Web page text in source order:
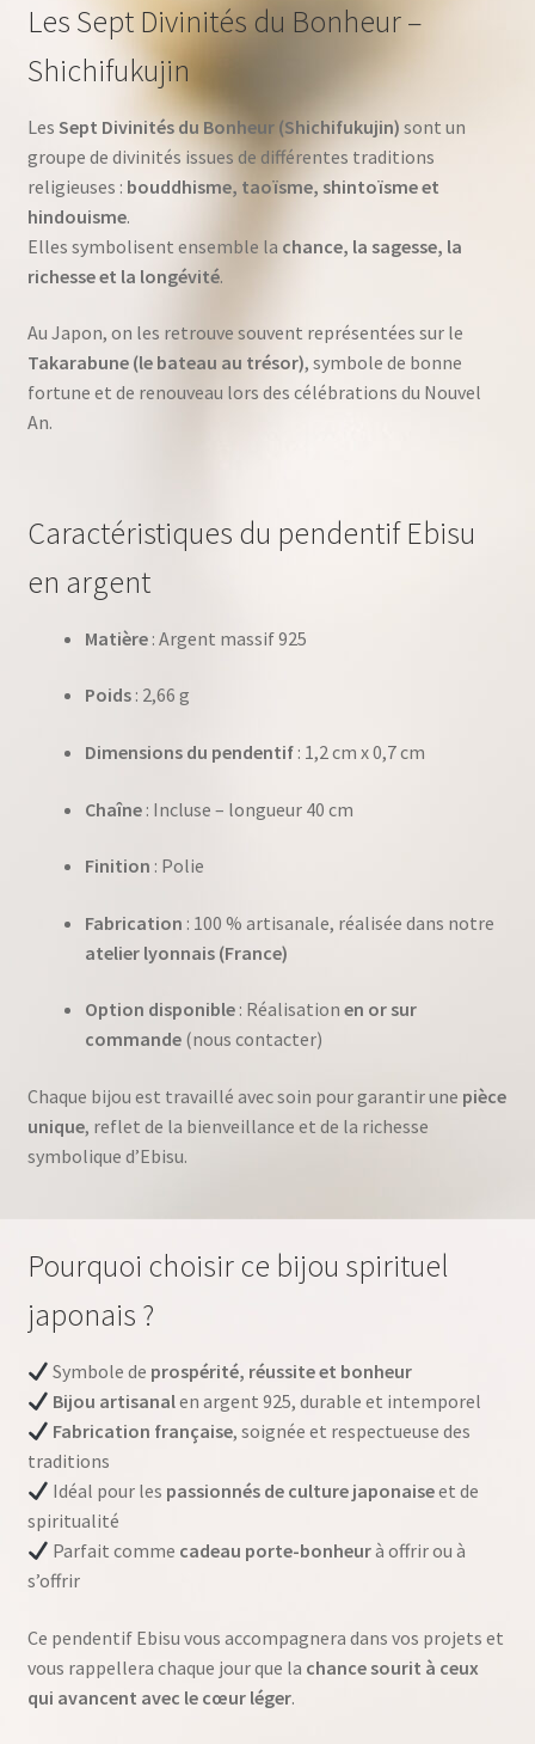
Les Sept Divinités du Bonheur –
Shichifukujin
Les Sept Divinités du Bonheur (Shichifukujin) sont un
groupe de divinités issues de différentes traditions
religieuses : bouddhisme, taoïsme, shintoïsme et
hindouisme.
Elles symbolisent ensemble la chance, la sagesse, la
richesse et la longévité.
Au Japon, on les retrouve souvent représentées sur le
Takarabune (le bateau au trésor), symbole de bonne
fortune et de renouveau lors des célébrations du Nouvel
An.
Caractéristiques du pendentif Ebisu
en argent
Matière: Argent massif 925
Poids: 2,66 g
Dimensions du pendentif: 1,2 cm x 0,7 cm
Chaîne: Incluse – longueur 40 cm
Finition : Polie
Fabrication : 100 % artisanale, réalisée dans notre
atelier lyonnais (France)
Option disponible: Réalisation en or sur
commande(nous contacter)
Chaque bijou est travaillé avec soin pour garantir une pièce
unique, reflet de la bienveillance et de la richesse
symbolique d’Ebisu.
Pourquoi choisir ce bijou spirituel
japonais ?
Symbole de prospérité, réussite et bonheur
Bijou artisanalen argent 925, durable et intemporel
Fabrication française, soignée et respectueuse des
traditions
Idéal pour les passionnés de culture japonaiseet de
spiritualité
Parfait comme cadeau porte-bonheurà offrir ou à
s’offrir
Ce pendentif Ebisu vous accompagnera dans vos projets et
vous rappellera chaque jour que la chance sourit à ceux
qui avancent avec le cœur léger.